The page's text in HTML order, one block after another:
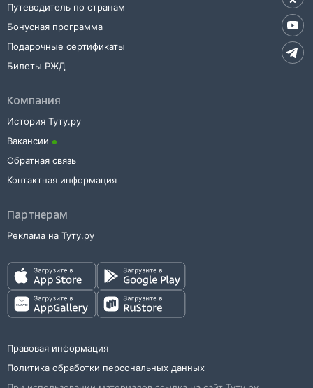
Путеводитель по странам
Бонусная программа
Подарочные сертификаты
Билеты РЖД
Компания
История Туту.ру
Вакансии
Обратная связь
Контактная информация
Партнерам
Реклама на Туту.ру
Правовая информация
Политика обработки персональных данных